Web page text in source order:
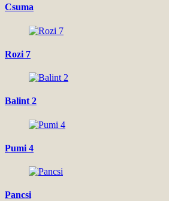
Csuma
Rozi 7
Balint 2
Pumi 4
Pancsi